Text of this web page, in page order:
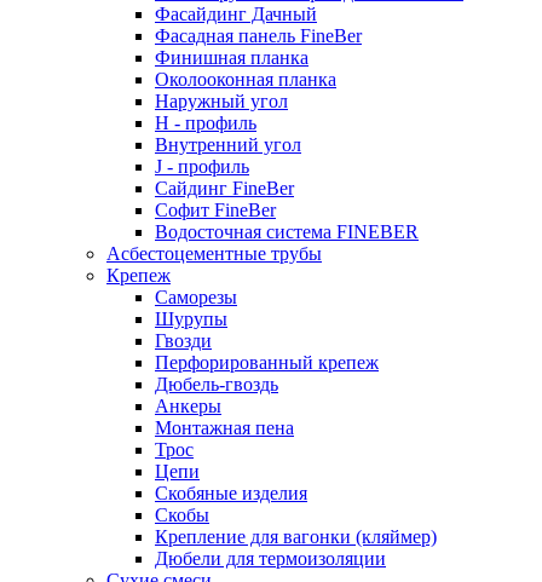
Фасайдинг Дачный
Фасадная панель FineBer
Финишная планка
Околооконная планка
Наружный угол
H - профиль
Внутренний угол
J - профиль
Сайдинг FineBer
Софит FineBer
Водосточная система FINEBER
Асбестоцементные трубы
Крепеж
Саморезы
Шурупы
Гвозди
Перфорированный крепеж
Дюбель-гвоздь
Анкеры
Монтажная пена
Трос
Цепи
Скобяные изделия
Скобы
Крепление для вагонки (кляймер)
Дюбели для термоизоляции